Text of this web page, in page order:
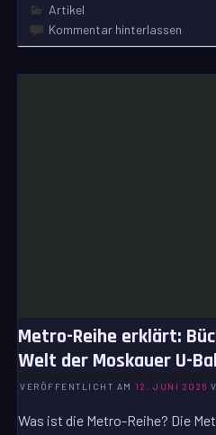
Artikel
Kommentar hinterlassen
Metro-Reihe erklärt:
Welt der Moskauer U-
VERÖFFENTLICHT AM 12. JUNI 2026
Was ist die Metro-Reihe? Die